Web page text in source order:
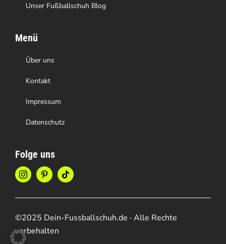
Unser Fußballschuh Blog
Menü
Über uns
Kontakt
Impressum
Datenschutz
Folge uns
©2025 Dein-Fussballschuh.de · Alle Rechte
vorbehalten